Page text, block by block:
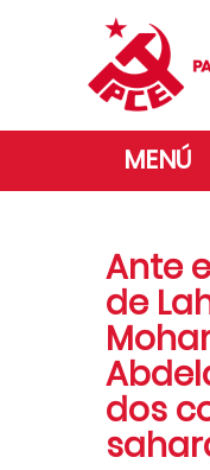
Ante
de
dos